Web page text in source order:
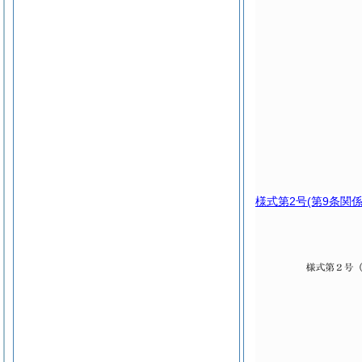
様式第2号(第9条関